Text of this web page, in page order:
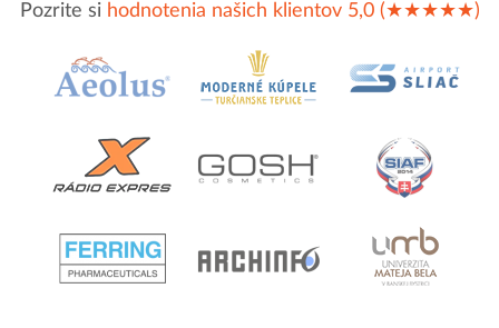
Pozrite si hodnotenia našich klientov 5,0 (★★★★★)